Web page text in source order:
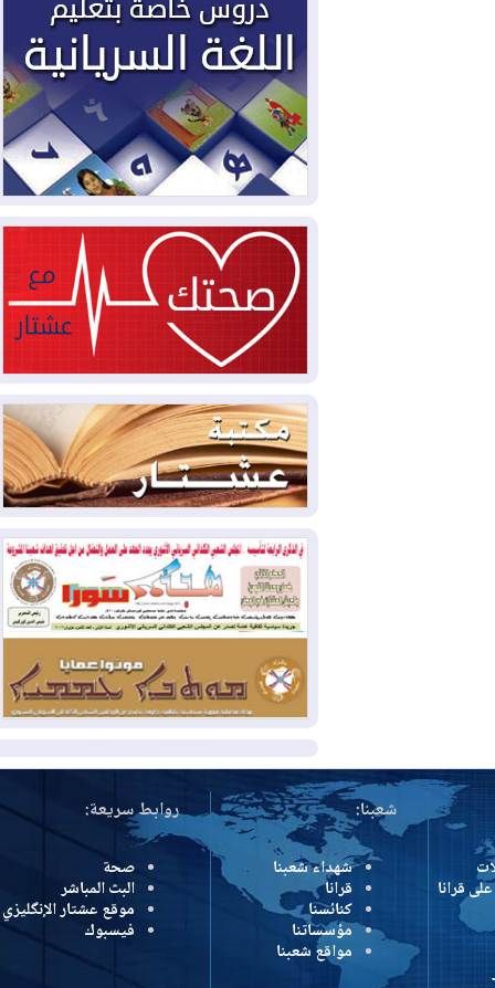
2026-08-03العراق يؤكد مجدداً التزامه
بمنع الهجمات على الدول المجاورة
2026-08-03العجز والاقتراض يطوقان
المالية العراقية.. اقتراض يتجاوز 3 تريليونات
دينار!
2026-08-03كوبا تغرق في الظلام مجددا
2026-08-03
أوامر بإجلاء 60 ألف شخص
بسبب الحرائق في ولاية واشنطن
2026-08-02
مشروع "حسابي" يُمهل
الموظفين حتى نهاية أغسطس لاستلام
بطاقاتهم المصرفية
2026-08-02دمشق وعمّان تحذران بغداد:
أي هجوم من أراضي العراق سيواجه برد
2026-08-02ترامب: الولايات المتحدة
وإسرائيل تعلقان شن ضربات على إيران
2026-08-01
تقرير: الولايات المتحدة تسحب
منظومة باتريوت الدفاعية من أربيل
2026-08-01
النفط: اتفاقية ثلاثية لاستئناف
التصدير عبر جيهان بطاقة 750 ألف برميل
يومياً
المزيد
شعبنا:
شهداء شعبنا
قرانا
كنائسنا
مؤسساتنا
مواقع شعبنا
روابط سريعة:
صحة
البث المباشر
موقع عشتار الإنگليزي
فيسبوك